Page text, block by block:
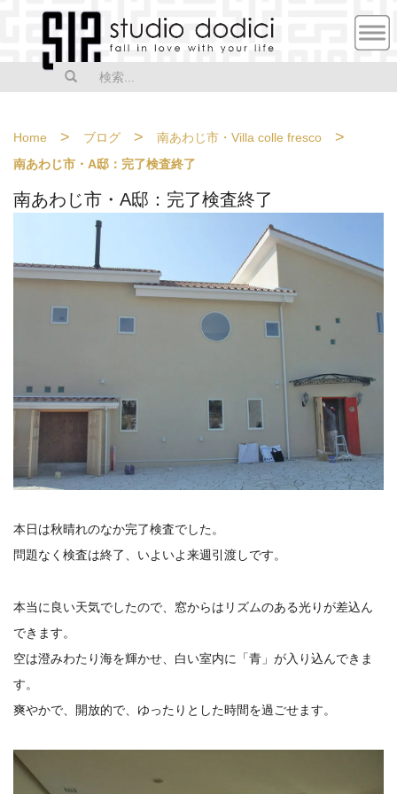
MEN
U
Home > ブログ > 南あわじ市・Villa colle fresco >
南あわじ市・A邸：完了検査終了
南あわじ市・A邸：完了検査終了
本日は秋晴れのなか完了検査でした。
問題なく検査は終了、いよいよ来週引渡しです。
本当に良い天気でしたので、窓からはリズムのある光りが差込ん
できます。
空は澄みわたり海を輝かせ、白い室内に「青」が入り込んできま
す。
爽やかで、開放的で、ゆったりとした時間を過ごせます。